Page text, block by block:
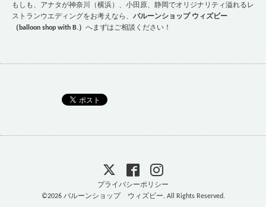
もしも、アナタが神奈川（横浜）、小田原、静岡でオリジナリティ溢れるレ
ストランウエディングをお考えなら、 バルーンショップ ウィズビー
（balloon shop with B.） へまずはご相談ください！
プライバシーポリシー
©2026 バルーンショップ ウィズビー. All Rights Reserved.